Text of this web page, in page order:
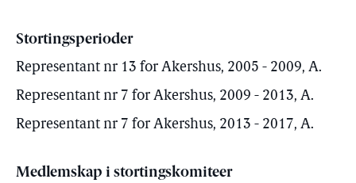
Stortingsperioder
Representant nr 13 for Akershus, 2005 - 2009, A.
Representant nr 7 for Akershus, 2009 - 2013, A.
Representant nr 7 for Akershus, 2013 - 2017, A.
Medlemskap i stortingskomiteer